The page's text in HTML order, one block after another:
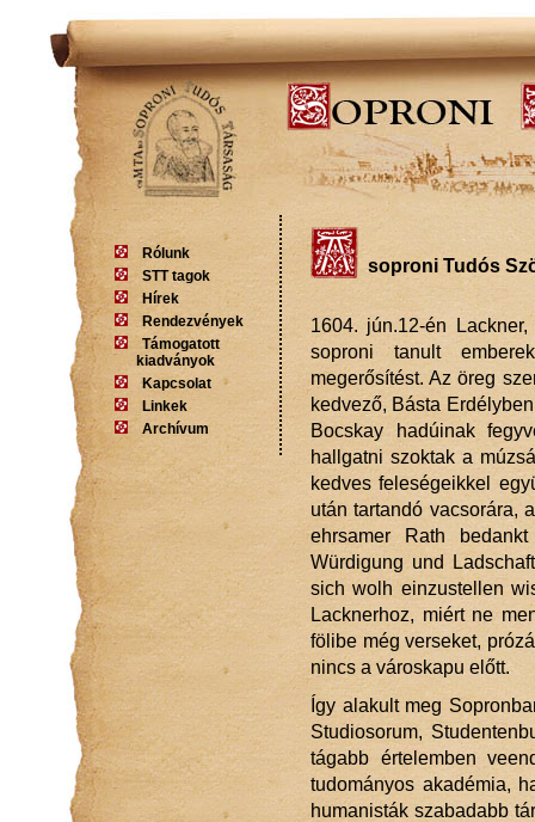
soproni Tudós
1604. jún.12-én
soproni tanult
megerősítést. Az öreg
kedvező, Básta
Bocskay hadúinak
hallgatni szoktak a
kedves feleségeikkel
után tartandó vacsorára,
ehrsamer Rath
Würdigung und
sich wolh einzustellen
Lacknerhoz, miért ne
fölibe még verseket,
nincs a városkapu előtt.
Így alakult meg
Studiosorum,
tágabb értelemben
tudományos akadémia,
humanisták szabadabb
Rólunk
STT tagok
Hírek
Rendezvények
Támogatott
kiadványok
Kapcsolat
Linkek
Archívum